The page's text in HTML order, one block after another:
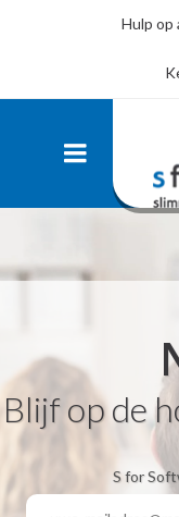
Hulp op
Blijf op de
S for